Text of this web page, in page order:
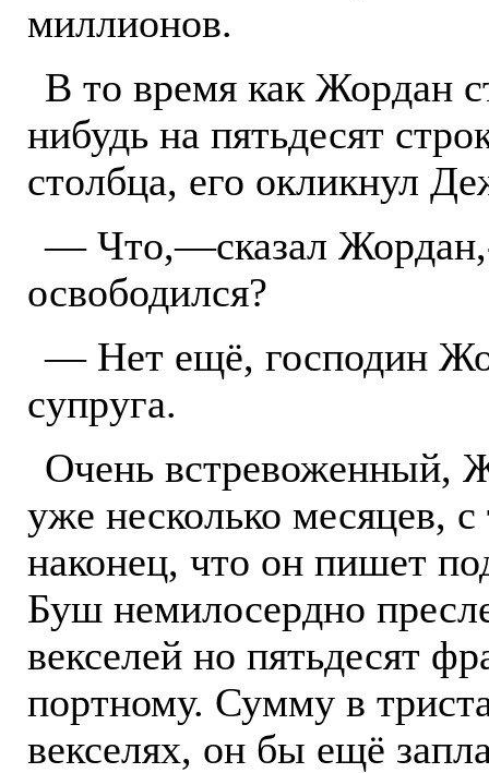
миллионов.
В то время как Жордан
нибудь на пятьдесят
столбца, его окликнул
— Что,—сказал
освободился?
— Нет ещё, господин
супруга.
Очень встревоженный,
уже несколько месяцев,
наконец, что он пишет
Буш немилосердно
векселей но пятьдесят
портному. Сумму в
векселях, он бы ещё